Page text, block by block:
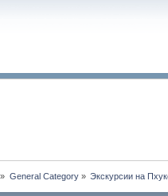
» General Category» Экскурсии на